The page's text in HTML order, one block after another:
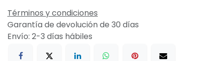
Términos y condiciones
Garantía de devolución de 30 días
Envío: 2-3 días hábiles